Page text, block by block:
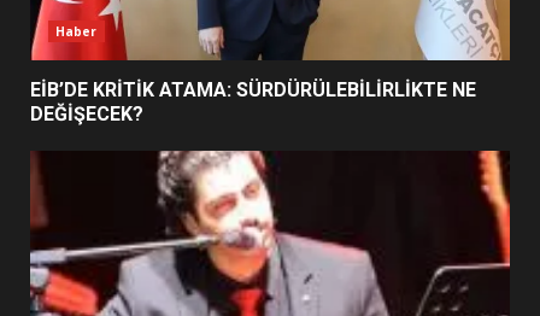
BURHANİYE BELEDİYESPOR’DA
YENİ YÖNETİM NASIL
Haber
EİB’DE KRİTİK ATAMA: SÜRDÜRÜLEBİLİRLİKTE NE
DEĞİŞECEK?